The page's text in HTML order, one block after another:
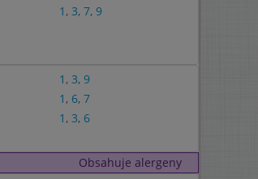
1 , 3, 7, 9
1 , 3, 9
1 , 6, 7
1 , 3, 6
Obsahuje alergeny